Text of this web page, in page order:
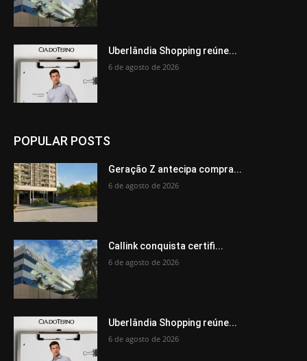
Uberlândia Shopping reúne...
6 de agosto de 2026
POPULAR POSTS
Geração Z antecipa compra...
6 de agosto de 2026
Callink conquista certifi...
6 de agosto de 2026
Uberlândia Shopping reúne...
6 de agosto de 2026